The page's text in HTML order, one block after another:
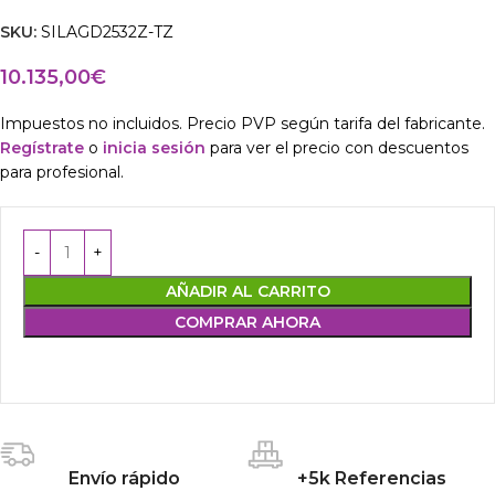
SKU: SILAGD2532Z-TZ
10.135,00€
Impuestos no incluidos. Precio PVP según tarifa del fabricante.
Regístrate o inicia sesión para ver el precio con descuentos
para profesional.
AÑADIR AL CARRITO
COMPRAR AHORA
Envío rápido +5k Referencias